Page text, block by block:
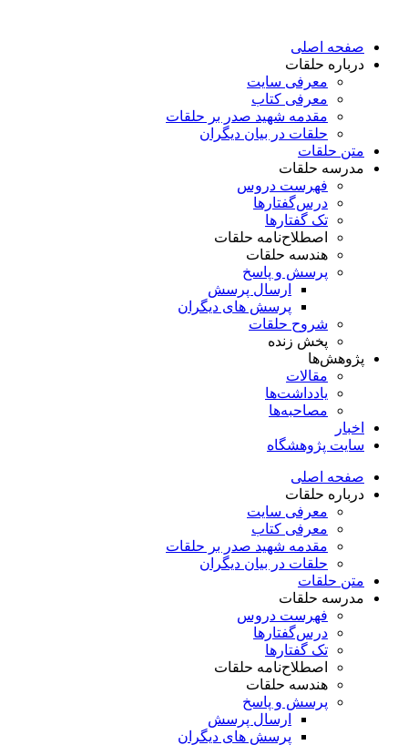
محتوا
صفحه اصلی
درباره حلقات
معرفی سایت
معرفی کتاب
مقدمه شهید صدر بر حلقات
حلقات در بیان دیگران
متن حلقات
مدرسه حلقات
فهرست دروس
درس‌گفتار‌ها
تک گفتارها
اصطلاح‌نامه حلقات
هندسه حلقات
پرسش و پاسخ
ارسال پرسش
پرسش های دیگران
شروح حلقات
پخش زنده
پژوهش‌ها
مقالات
یادداشت‌ها
مصاحبه‌ها
اخبار
سایت پژوهشگاه
صفحه اصلی
درباره حلقات
معرفی سایت
معرفی کتاب
مقدمه شهید صدر بر حلقات
حلقات در بیان دیگران
متن حلقات
مدرسه حلقات
فهرست دروس
درس‌گفتار‌ها
تک گفتارها
اصطلاح‌نامه حلقات
هندسه حلقات
پرسش و پاسخ
ارسال پرسش
پرسش های دیگران